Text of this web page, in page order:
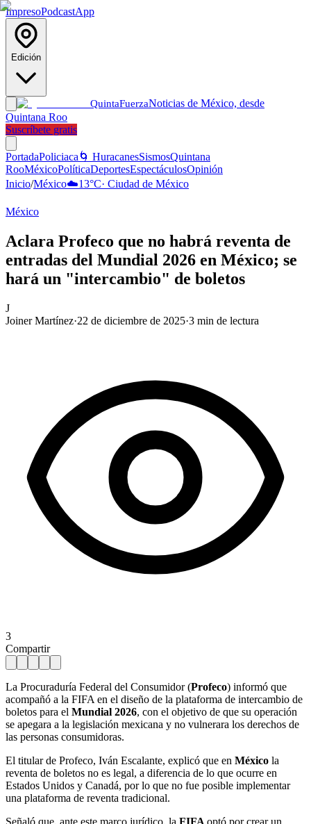
ImpresoPodcastApp
Edición
QuintaFuerzaNoticias de México, desde
Quintana Roo
Suscríbete gratis
PortadaPoliciaca 🌀 HuracanesSismosQuintana
RooMéxicoPolíticaDeportesEspectáculosOpinión
Inicio/México☁️13°C· Ciudad de México
México
Aclara Profeco que no habrá reventa de
entradas del Mundial 2026 en México; se
hará un "intercambio" de boletos
J
Joiner Martínez·22 de diciembre de 2025·3 min de lectura
3
Compartir
La Procuraduría Federal del Consumidor (Profeco) informó que
acompañó a la FIFA en el diseño de la plataforma de intercambio de
boletos para el Mundial 2026, con el objetivo de que su operación
se apegara a la legislación mexicana y no vulnerara los derechos de
las personas consumidoras.
El titular de Profeco, Iván Escalante, explicó que en México la
reventa de boletos no es legal, a diferencia de lo que ocurre en
Estados Unidos y Canadá, por lo que no fue posible implementar
una plataforma de reventa tradicional.
Señaló que, ante este marco jurídico, la FIFA optó por crear un